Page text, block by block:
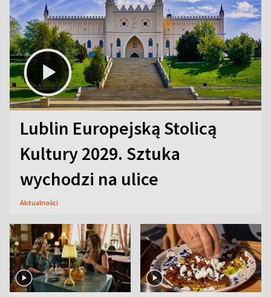
Lublin Europejską Stolicą
Kultury 2029. Sztuka
wychodzi na ulice
Aktualności